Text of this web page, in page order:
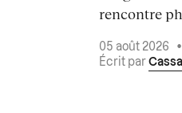
rencontre
05 août 2026
•
Écrit par